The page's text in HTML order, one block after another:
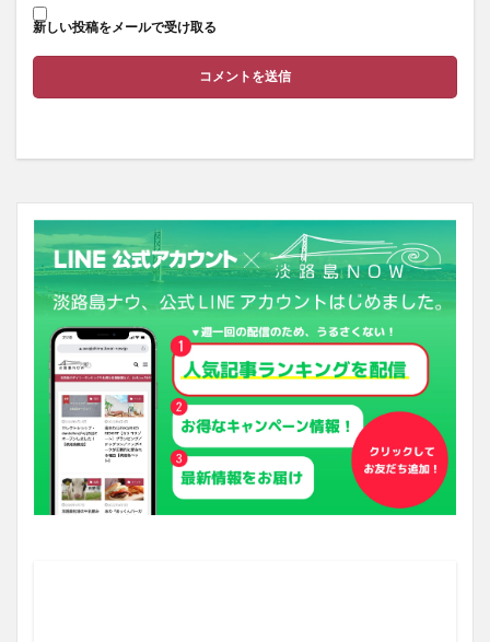
新しい投稿をメールで受け取る